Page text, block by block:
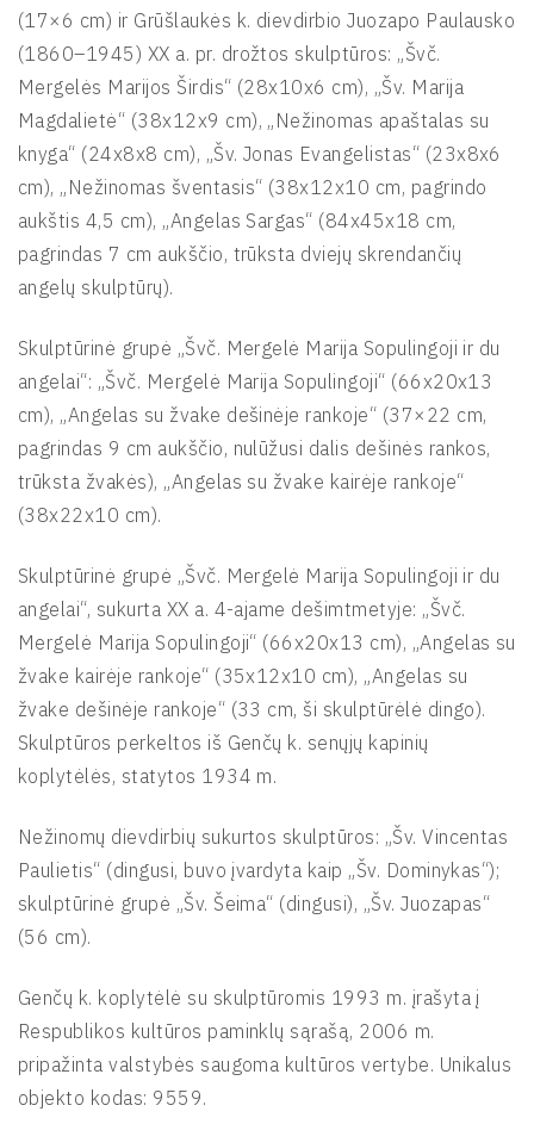
(17×6 cm) ir Grūšlaukės k. dievdirbio Juozapo Paulausko
(1860–1945) XX a. pr. drožtos skulptūros: „Švč.
Mergelės Marijos Širdis“ (28x10x6 cm), „Šv. Marija
Magdalietė“ (38x12x9 cm), „Nežinomas apaštalas su
knyga“ (24x8x8 cm), „Šv. Jonas Evangelistas“ (23x8x6
cm), „Nežinomas šventasis“ (38x12x10 cm, pagrindo
aukštis 4,5 cm), „Angelas Sargas“ (84x45x18 cm,
pagrindas 7 сm aukščio, trūksta dviejų skrendančių
angelų skulptūrų).
Skulptūrinė grupė „Švč. Mergelė Marija Sopulingoji ir du
angelai“: „Švč. Mergelė Marija Sopulingoji“ (66x20x13
cm), „Angelas su žvake dešinėje rankoje“ (37×22 cm,
pagrindas 9 cm aukščio, nulūžusi dalis dešinės rankos,
trūksta žvakės), „Angelas su žvake kairėje rankoje“
(38x22x10 сm).
Skulptūrinė grupė „Švč. Mergelė Marija Sopulingoji ir du
angelai“, sukurta XX a. 4-ajame dešimtmetyje: „Švč.
Mergelė Marija Sopulingoji“ (66x20x13 cm), „Angelas su
žvake kairėje rankoje“ (35x12x10 cm), „Angelas su
žvake dešinėje rankoje“ (33 cm, ši skulptūrėlė dingo).
Skulptūros perkeltos iš Genčų k. senųjų kapinių
koplytėlės, statytos 1934 m.
Nežinomų dievdirbių sukurtos skulptūros: „Šv. Vincentas
Paulietis“ (dingusi, buvo įvardyta kaip „Šv. Dominykas“);
skulptūrinė grupė „Šv. Šeima“ (dingusi), „Šv. Juozapas“
(56 cm).
Genčų k. koplytėlė su skulptūromis 1993 m. įrašyta į
Respublikos kultūros paminklų sąrašą, 2006 m.
pripažinta valstybės saugoma kultūros vertybe. Unikalus
objekto kodas: 9559.